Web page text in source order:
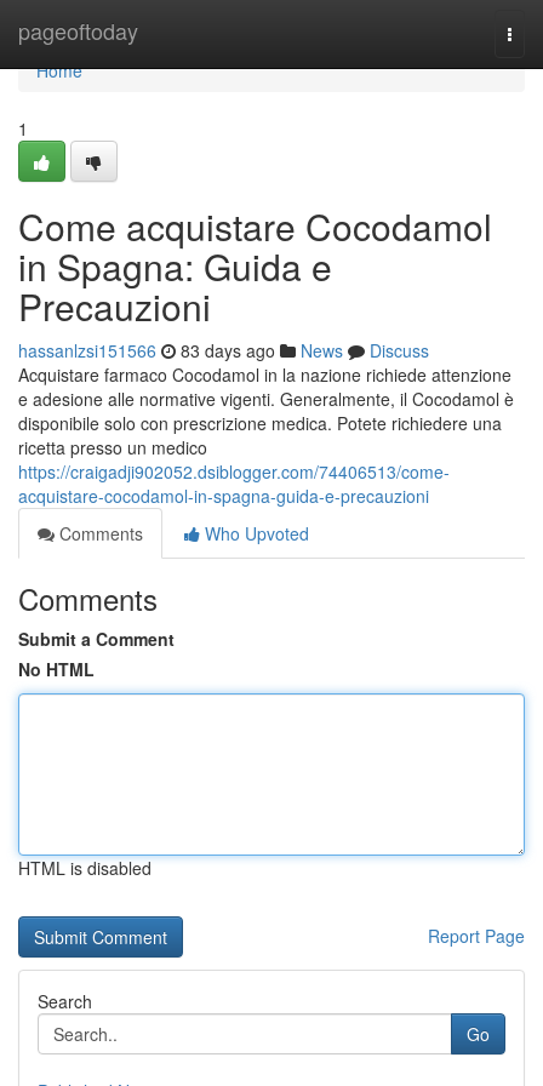
pageoftoday
Home
Home
1
Come acquistare Cocodamol
in Spagna: Guida e
Precauzioni
hassanlzsi151566 83 days ago News
Discuss
Acquistare farmaco Cocodamol in la nazione richiede attenzione
e adesione alle normative vigenti. Generalmente, il Cocodamol è
disponibile solo con prescrizione medica. Potete richiedere una
ricetta presso un medico
https://craigadji902052.dsiblogger.com/74406513/come-
acquistare-cocodamol-in-spagna-guida-e-precauzioni
Comments
Who Upvoted
Comments
Submit a Comment
No HTML
HTML is disabled
Report Page
Search
Go